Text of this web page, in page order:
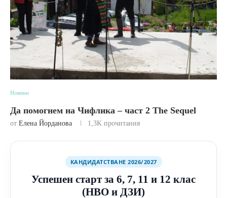
Новини
Да помогнем на Чифлика – част 2 The Sequel
от Елена Йорданова 1,3K прочитания
КАНДИДАТСТВАНЕ 2026/2027
Успешен старт за 6, 7, 11 и 12 клас
(НВО и ДЗИ)